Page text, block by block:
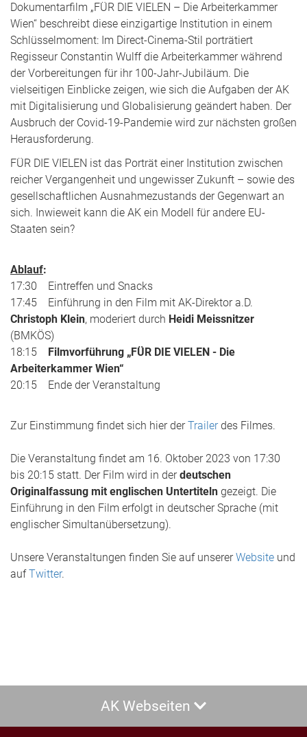
Dokumentarfilm „FÜR DIE VIELEN – Die Arbeiterkammer
Wien“ beschreibt diese einzigartige Institution in einem
Schlüsselmoment: Im Direct-Cinema-Stil porträtiert
Regisseur Constantin Wulff die Arbeiterkammer während
der Vorbereitungen für ihr 100-Jahr-Jubiläum. Die
vielseitigen Einblicke zeigen, wie sich die Aufgaben der AK
mit Digitalisierung und Globalisierung geändert haben. Der
Ausbruch der Covid-19-Pandemie wird zur nächsten großen
Herausforderung.
FÜR DIE VIELEN ist das Porträt einer Institution zwischen
reicher Vergangenheit und ungewisser Zukunft – sowie des
gesellschaftlichen Ausnahmezustands der Gegenwart an
sich. Inwieweit kann die AK ein Modell für andere EU-
Staaten sein?
Ablauf:
17:30 Eintreffen und Snacks
17:45 Einführung in den Film mit AK-Direktor a.D.
Christoph Klein, moderiert durch Heidi Meissnitzer
(BMKÖS)
18:15 Filmvorführung „FÜR DIE VIELEN - Die
Arbeiterkammer Wien“
20:15 Ende der Veranstaltung
Zur Einstimmung findet sich hier derTrailerdes Filmes.
Die Veranstaltung findet am 16. Oktober 2023 von 17:30
bis 20:15 statt. Der Film wird in derdeutschen
Originalfassung mit englischen Untertiteln gezeigt. Die
Einführung in den Film erfolgt in deutscher Sprache (mit
englischer Simultanübersetzung).
Unsere Veranstaltungen finden Sie auf unsererWebsite und
aufTwitter.
AK Webseiten